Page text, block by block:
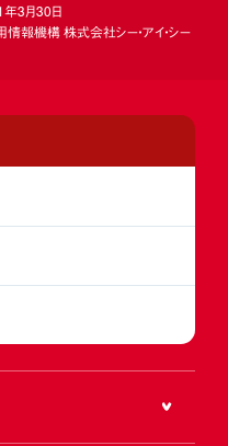
年3月30日
報機構 株式会社シー・アイ・シー